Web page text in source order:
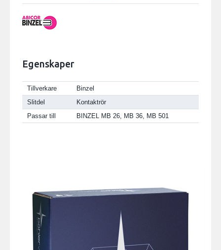
Egenskaper
Tillverkare
Binzel
Slitdel
Kontaktrör
Passar till
BINZEL MB 26, MB 36, MB 501